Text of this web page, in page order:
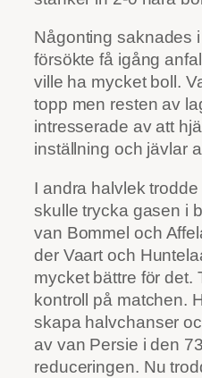
Någonting saknades
försökte få igång
ville ha mycket boll.
topp men resten av
intresserade av att
inställning och jävlar
I andra halvlek
skulle trycka gasen i
van Bommel och
der Vaart och
mycket bättre för det.
kontroll på matchen.
skapa halvchanser
av van Persie i den
reduceringen. Nu